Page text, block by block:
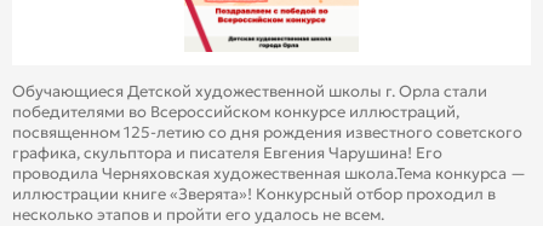
Обучающиеся Детской художественной школы г. Орла стали
победителями во Всероссийском конкурсе иллюстраций,
посвященном 125-летию со дня рождения известного советского
графика, скульптора и писателя Евгения Чарушина! Его
проводила Черняховская художественная школа.Тема конкурса —
иллюстрации книге «Зверята»! Конкурсный отбор проходил в
несколько этапов и пройти его удалось не всем.